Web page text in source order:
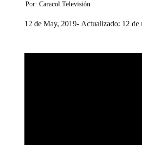
Por: Caracol Televisión
12 de May, 2019 Actualizado: 12 de